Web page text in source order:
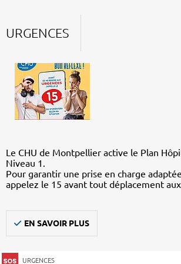
URGENCES
Le CHU de Montpellier active le Plan
Niveau 1.
Pour garantir une prise en charge
appelez le 15 avant tout déplacement
EN SAVOIR PLUS
URGENCES